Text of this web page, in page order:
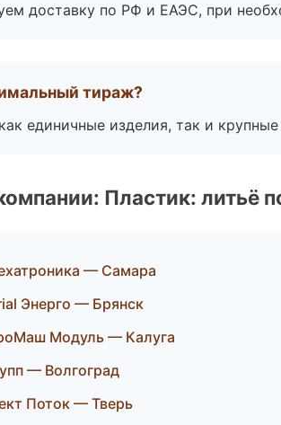
доставку по РФ и ЕАЭС, при
тираж?
единичные изделия, так и
Пластик: литьё
— Самара
Энерго — Брянск
Модуль — Калуга
— Волгоград
Поток — Тверь